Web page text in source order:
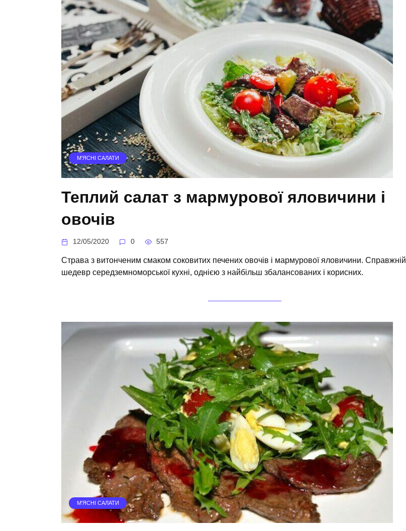
М'ЯСНІ САЛАТИ
Теплий салат з мармурової яловичини і
овочів
12/05/2020 0 557
Страва з витонченим смаком соковитих печених овочів і мармурової яловичини. Справжній
шедевр середземноморської кухні, однією з найбільш збалансованих і корисних.
М'ЯСНІ САЛАТИ